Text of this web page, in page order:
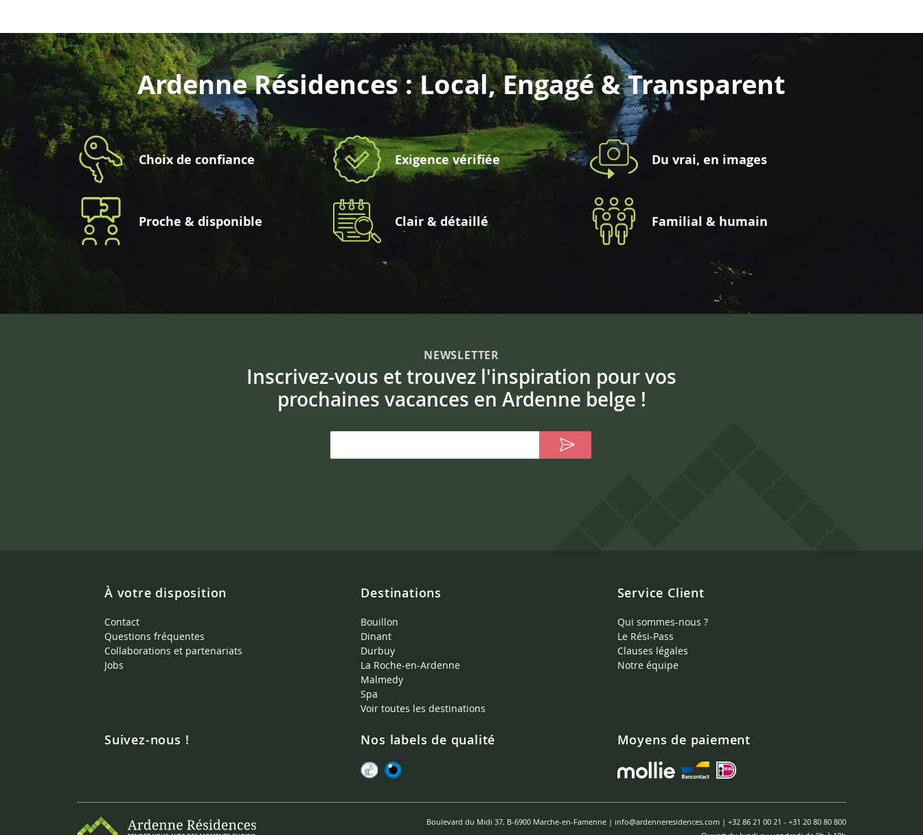
Ardenne Résidences : Local, Engagé & Transparent
Choix de confiance Exigence vérifiée Du vrai, en images
Proche & disponible Clair & détaillé Familial & humain
NEWSLETTER
Inscrivez-vous et trouvez l'inspiration pour vos
prochaines vacances en Ardenne belge !
À votre disposition
Contact
Questions fréquentes
Collaborations et partenariats
Jobs
Destinations
Bouillon
Dinant
Durbuy
La Roche-en-Ardenne
Malmedy
Spa
Voir toutes les destinations
Service Client
Qui sommes-nous ?
Le Rési-Pass
Clauses légales
Notre équipe
Suivez-nous ! Nos labels de qualité Moyens de paiement
Boulevard du Midi 37, B-6900 Marche-en-Famenne | info@ardenneresidences.com| +32 86 21 00 21 - +31 20 80 80 800